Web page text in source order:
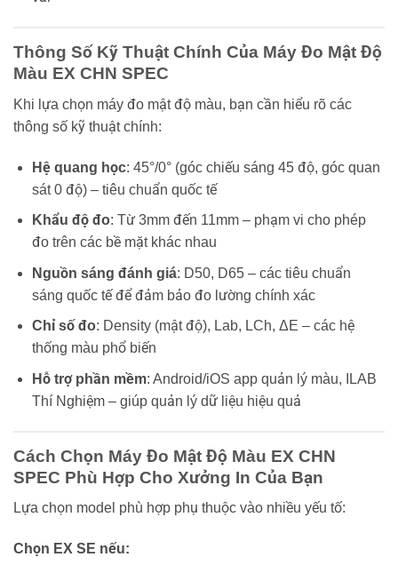
Thông Số Kỹ Thuật Chính Của Máy Đo Mật Độ
Màu EX CHN SPEC
Khi lựa chọn máy đo mật độ màu, bạn cần hiểu rõ các
thông số kỹ thuật chính:
Hệ quang học: 45°/0° (góc chiếu sáng 45 độ, góc quan
sát 0 độ) – tiêu chuẩn quốc tế
Khẩu độ đo: Từ 3mm đến 11mm – phạm vi cho phép
đo trên các bề mặt khác nhau
Nguồn sáng đánh giá: D50, D65 – các tiêu chuẩn
sáng quốc tế để đảm bảo đo lường chính xác
Chỉ số đo: Density (mật độ), Lab, LCh, ΔE – các hệ
thống màu phổ biến
Hỗ trợ phần mềm: Android/iOS app quản lý màu, ILAB
Thí Nghiệm – giúp quản lý dữ liệu hiệu quả
Cách Chọn Máy Đo Mật Độ Màu EX CHN
SPEC Phù Hợp Cho Xưởng In Của Bạn
Lựa chọn model phù hợp phụ thuộc vào nhiều yếu tố:
Chọn EX SE nếu: